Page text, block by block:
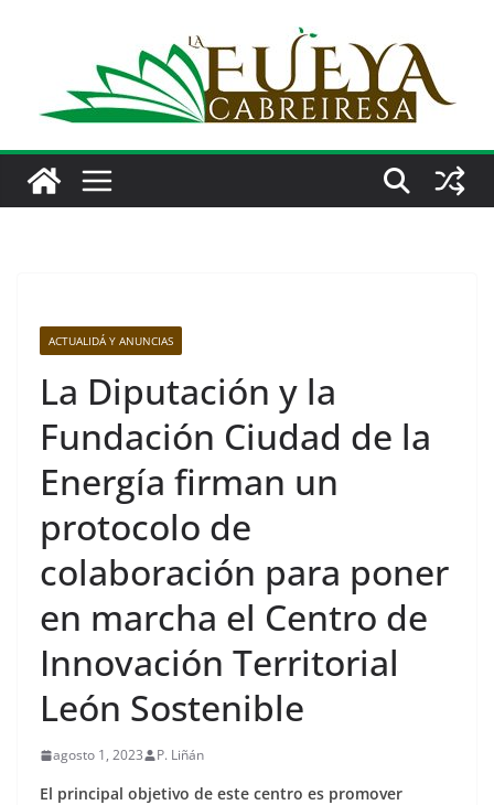
ACTUALIDÁ Y ANUNCIAS
La Diputación y la
Fundación Ciudad de la
Energía firman un
protocolo de
colaboración para poner
en marcha el Centro de
Innovación Territorial
León Sostenible
agosto 1, 2023 P. Liñán
El principal objetivo de este centro es promover